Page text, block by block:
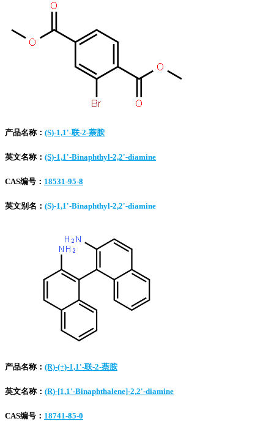
产品名称： (S)-1,1'-联-2-萘胺
英文名称： (S)-1,1'-Binaphthyl-2,2'-diamine
CAS编号： 18531-95-8
英文别名： (S)-1,1'-Binaphthyl-2,2'-diamine
产品名称： (R)-(+)-1,1'-联-2-萘胺
英文名称： (R)-[1,1'-Binaphthalene]-2,2'-diamine
CAS编号： 18741-85-0